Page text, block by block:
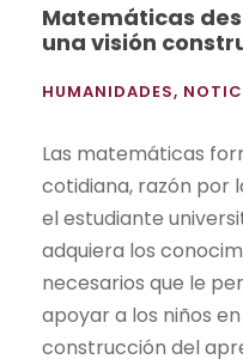
Matemáticas
una visión
HUMANIDADES,
Las matemáticas
cotidiana, razón por
el estudiante
adquiera los
necesarios que le
apoyar a los niños
construcción del